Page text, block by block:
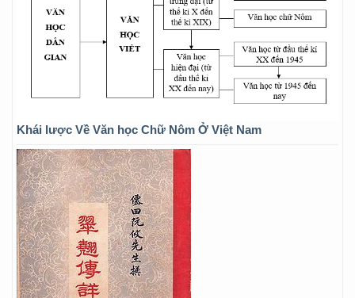
Khái lược Về Văn học Chữ Nôm Ở Việt Nam